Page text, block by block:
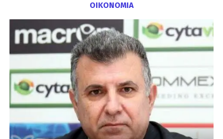
ΟΙΚΟΝΟΜΙΑ